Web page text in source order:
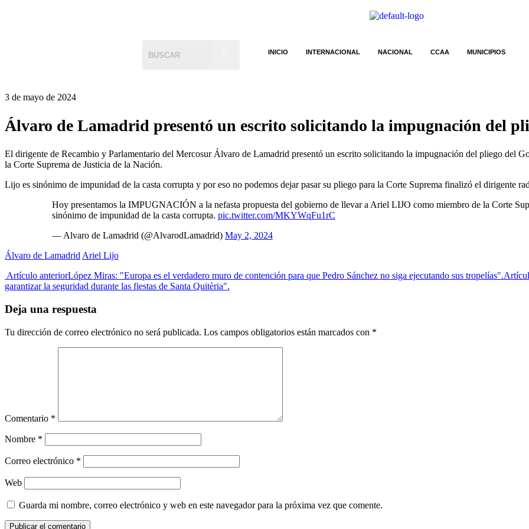
INICIO INTERNACIONAL NACIONAL CCAA MUNICIPIOS
3 de mayo de 2024
Álvaro de Lamadrid presentó un escrito solicitando la impugnación del
El dirigente de Recambio y Parlamentario del Mercosur Álvaro de Lamadrid presentó un escrito solicitando la impugnación del pliego del
la Corte Suprema de Justicia de la Nación.
Lijo es sinónimo de impunidad de la casta corrupta y por eso no podemos dejar pasar su pliego para la Corte Suprema finalizó el dirigente
Hoy presentamos la IMPUGNACIÓN a la nefasta propuesta del gobierno de llevar a Ariel LIJO como miembro de la Corte
sinónimo de impunidad de la casta corrupta. pic.twitter.com/MKYWqFu1rC
— Alvaro de Lamadrid (@AlvarodLamadrid) May 2, 2024
Álvaro de LamadridAriel Lijo
Artículo anteriorLópez Miras: "Europa es el verdadero muro de contención para que Pedro Sánchez no siga ejecutando sus tropelías".
garantizar la seguridad durante las fiestas de Santa Quitèria".
Deja una respuesta
Tu dirección de correo electrónico no será publicada. Los campos obligatorios están marcados con *
Comentario *
Nombre *
Correo electrónico *
Web
Guarda mi nombre, correo electrónico y web en este navegador para la próxima vez que comente.